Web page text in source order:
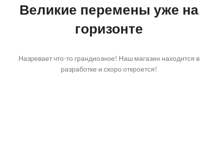
Великие перемены уже на
горизонте
Назревает что-то грандиозное! Наш магазин находится в
разработке и скоро откроется!